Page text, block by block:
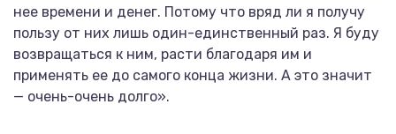
нее времени и денег. Потому что вряд ли я получу
пользу от них лишь один-единственный раз. Я буду
возвращаться к ним, расти благодаря им и
применять ее до самого конца жизни. А это значит
— очень-очень долго».